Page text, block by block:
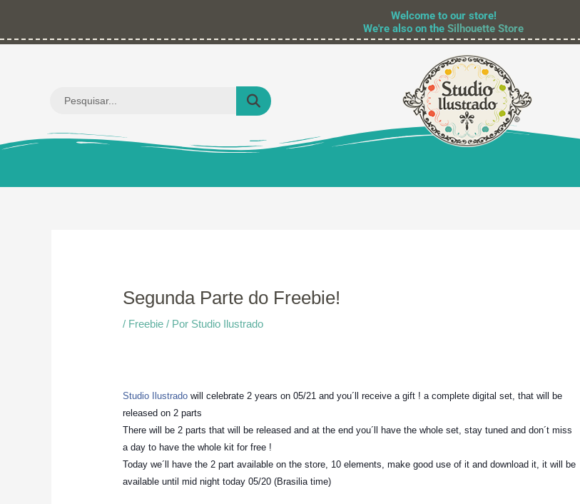
o
Welcome to our store!
We're also on theSilhouette Store
Pesquisar
Segunda Parte do Freebie!
/ Freebie / Por Studio Ilustrado
Studio Ilustrado will celebrate 2 years on 05/21 and you´ll receive a gift ! a complete digital set, that will be
released on 2 parts
There will be 2 parts that will be released and at the end you´ll have the whole set, stay tuned and don´t miss
a day to have the whole kit for free !
Today we´ll have the 2 part available on the store, 10 elements, make good use of it and download it, it will be
available until mid night today 05/20 (Brasilia time)